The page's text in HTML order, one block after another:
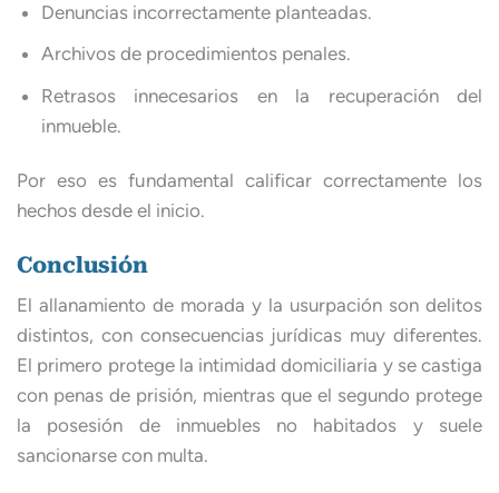
Denuncias incorrectamente planteadas.
Archivos de procedimientos penales.
Retrasos innecesarios en la recuperación del
inmueble.
Por eso es fundamental calificar correctamente los
hechos desde el inicio.
Conclusión
El allanamiento de morada y la usurpación son delitos
distintos, con consecuencias jurídicas muy diferentes.
El primero protege la intimidad domiciliaria y se castiga
con penas de prisión, mientras que el segundo protege
la posesión de inmuebles no habitados y suele
sancionarse con multa.